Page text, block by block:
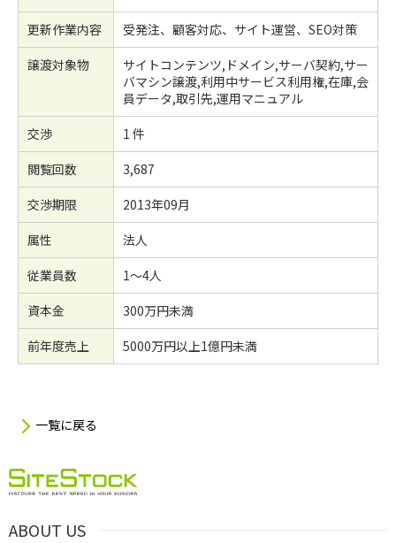
更新作業内容
受発注、顧客対応、サイト運営、SEO対策
譲渡対象物
サイトコンテンツ,ドメイン,サーバ契約,サー
バマシン譲渡,利用中サービス利用権,在庫,会
員データ,取引先,運用マニュアル
交渉
1 件
閲覧回数
3,687
交渉期限
2013年09月
属性
法人
従業員数
1～4人
資本金
300万円未満
前年度売上
5000万円以上1億円未満
一覧に戻る
ABOUT US